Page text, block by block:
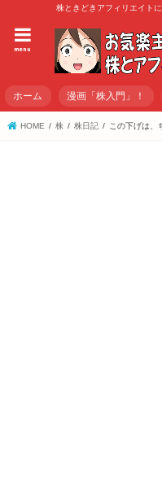
株ときどきアフィリエイト
menu
ホーム 漫画「株入門」！
HOME 株 株日記 この下げは、